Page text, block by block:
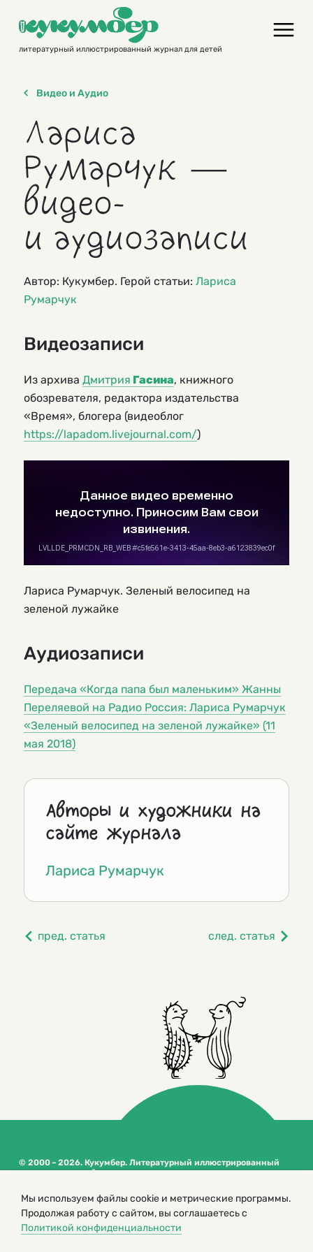
contentлитературный иллюстрированный журнал для детей
Видео и Аудио
Лариса
Румарчук —
видео-
и аудиозаписи
Автор: Кукумбер. Герой статьи: Лариса
Румарчук
Видеозаписи
Из архива Дмитрия Гасина, книжного
обозревателя, редактора издательства
«Время», блогера (видеоблог
https://lapadom.livejournal.com/)
Лариса Румарчук. Зеленый велосипед на
зеленой лужайке
Аудиозаписи
Передача «Когда папа был маленьким» Жанны
Переляевой на Радио Россия: Лариса Румарчук
«Зеленый велосипед на зеленой лужайке» (11
мая 2018)
Авторы и художники на
сайте журнала
Лариса Румарчук
пред. статья след. статья
© 2000 – 2026. Кукумбер. Литературный иллюстрированный
журнал для детей
сайта
Политика конфиденциальности
Мы используем файлы cookie и метрические программы.
Продолжая работу с сайтом, вы соглашаетесь с
Политикой конфиденциальности